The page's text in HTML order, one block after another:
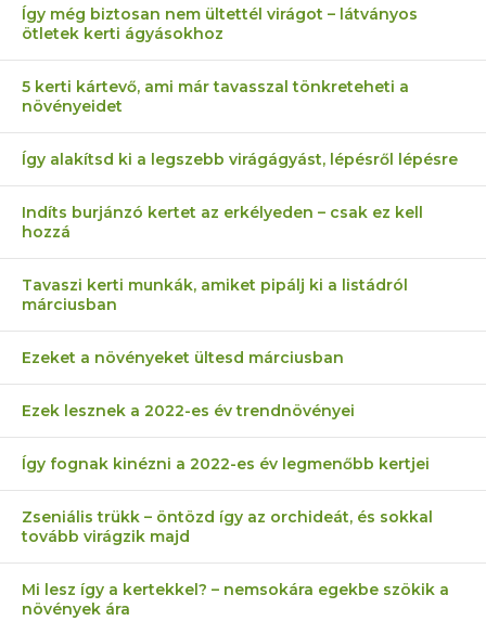
Így még biztosan nem ültettél virágot – látványos
ötletek kerti ágyásokhoz
5 kerti kártevő, ami már tavasszal tönkreteheti a
növényeidet
Így alakítsd ki a legszebb virágágyást, lépésről lépésre
Indíts burjánzó kertet az erkélyeden – csak ez kell
hozzá
Tavaszi kerti munkák, amiket pipálj ki a listádról
márciusban
Ezeket a növényeket ültesd márciusban
Ezek lesznek a 2022-es év trendnövényei
Így fognak kinézni a 2022-es év legmenőbb kertjei
Zseniális trükk – öntözd így az orchideát, és sokkal
tovább virágzik majd
Mi lesz így a kertekkel? – nemsokára egekbe szökik a
növények ára